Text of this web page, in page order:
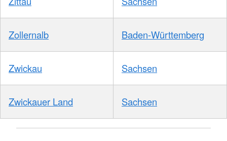
Zollernalb Baden-Württemberg
Zwickau Sachsen
Zwickauer Land Sachsen